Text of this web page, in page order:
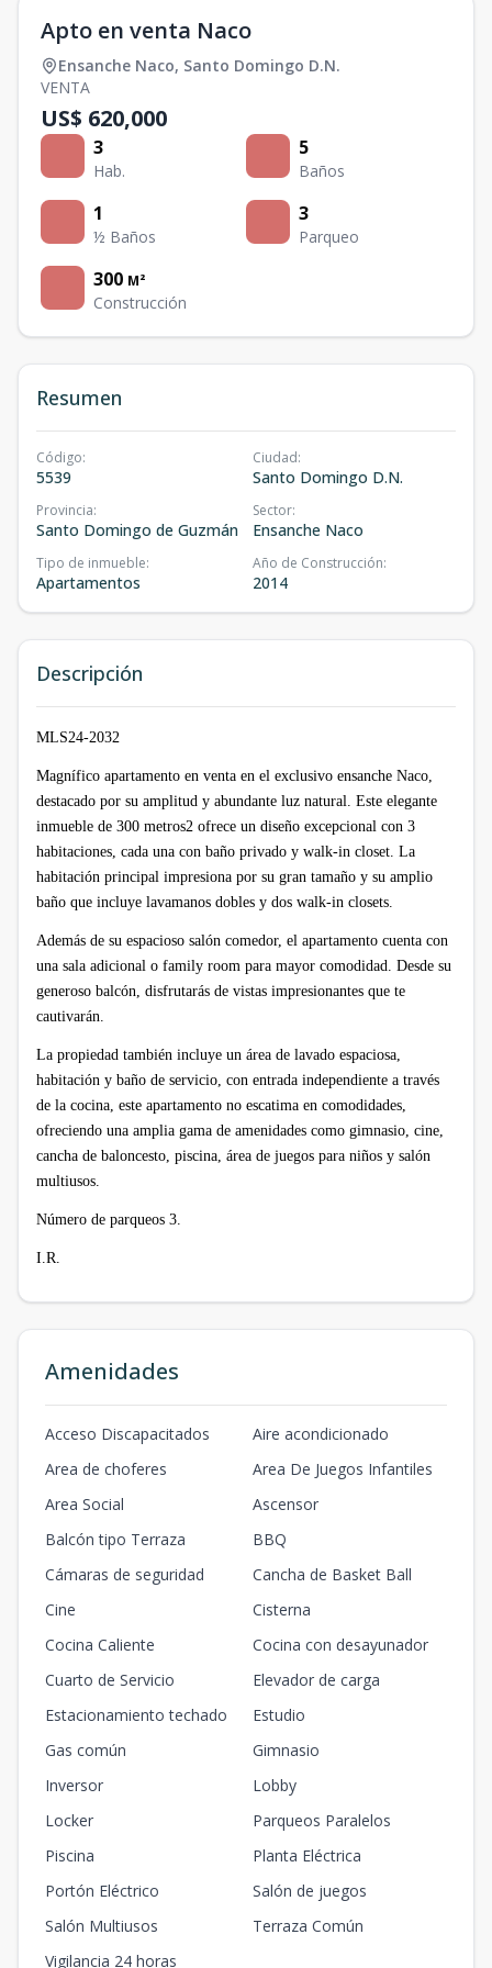
Apto en venta Naco
Ensanche Naco, Santo Domingo D.N.
VENTA
US$ 620,000
3
Hab.
5
Baños
1
½ Baños
3
Parqueo
300 M²
Construcción
Resumen
Código:
5539
Ciudad:
Santo Domingo D.N.
Provincia:
Santo Domingo de Guzmán
Sector:
Ensanche Naco
Tipo de inmueble:
Apartamentos
Año de Construcción:
2014
Descripción
MLS24-2032
Magnífico apartamento en venta en el exclusivo ensanche Naco,
destacado por su amplitud y abundante luz natural. Este elegante
inmueble de 300 metros2 ofrece un diseño excepcional con 3
habitaciones, cada una con baño privado y walk-in closet. La
habitación principal impresiona por su gran tamaño y su amplio
baño que incluye lavamanos dobles y dos walk-in closets.
Además de su espacioso salón comedor, el apartamento cuenta con
una sala adicional o family room para mayor comodidad. Desde su
generoso balcón, disfrutarás de vistas impresionantes que te
cautivarán.
La propiedad también incluye un área de lavado espaciosa,
habitación y baño de servicio, con entrada independiente a través
de la cocina, este apartamento no escatima en comodidades,
ofreciendo una amplia gama de amenidades como gimnasio, cine,
cancha de baloncesto, piscina, área de juegos para niños y salón
multiusos.
Número de parqueos 3.
I.R.
Amenidades
Acceso Discapacitados
Aire acondicionado
Area de choferes
Area De Juegos Infantiles
Area Social
Ascensor
Balcón tipo Terraza
BBQ
Cámaras de seguridad
Cancha de Basket Ball
Cine
Cisterna
Cocina Caliente
Cocina con desayunador
Cuarto de Servicio
Elevador de carga
Estacionamiento techado
Estudio
Gas común
Gimnasio
Inversor
Lobby
Locker
Parqueos Paralelos
Piscina
Planta Eléctrica
Portón Eléctrico
Salón de juegos
Salón Multiusos
Terraza Común
Vigilancia 24 horas